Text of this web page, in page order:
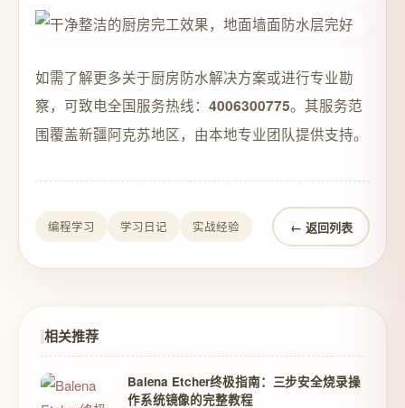
如需了解更多关于厨房防水解决方案或进行专业勘
察，可致电全国服务热线： 4006300775。其服务范
围覆盖新疆阿克苏地区，由本地专业团队提供支持。
编程学习 学习日记 实战经验 ← 返回列表
相关推荐
Balena Etcher终极指南：三步安全烧录操
作系统镜像的完整教程